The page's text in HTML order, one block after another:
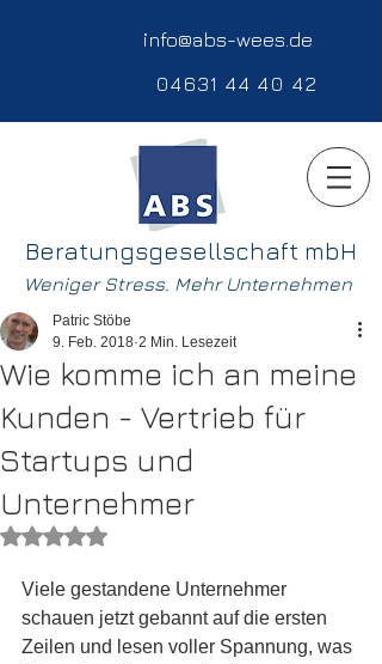
info@abs-wees.de
04631 44 40 42
Beratungsgesellschaft mbH
Weniger Stress. Mehr Unternehmen
Wie komme ich an meine
Kunden - Vertrieb für
Startups und
Unternehmer
Patric Stöbe
9. Feb. 2018 2 Min. Lesezeit
Mit NaN von 5 Sternen bewertet.
Viele gestandene Unternehmer
schauen jetzt gebannt auf die ersten
Zeilen und lesen voller Spannung, was